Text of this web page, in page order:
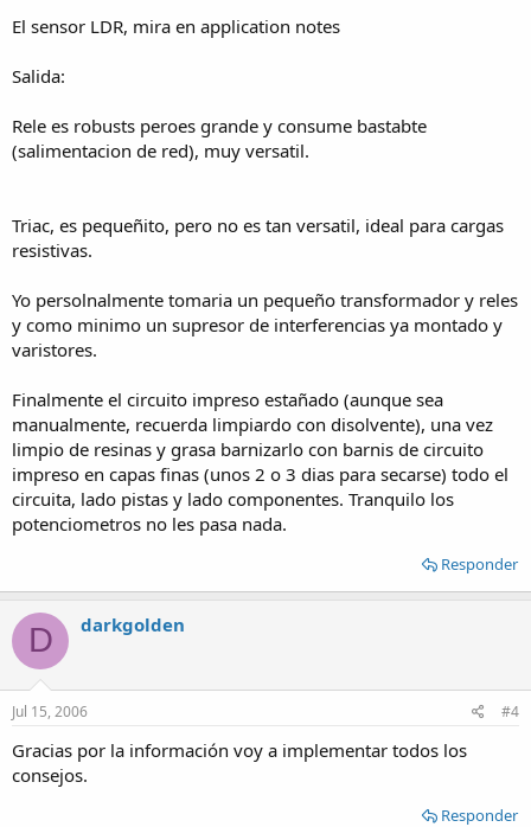
El sensor LDR, mira en application notes
Salida:
Rele es robusts peroes grande y consume bastabte
(salimentacion de red), muy versatil.
Triac, es pequeñito, pero no es tan versatil, ideal para cargas
resistivas.
Yo persolnalmente tomaria un pequeño transformador y reles
y como minimo un supresor de interferencias ya montado y
varistores.
Finalmente el circuito impreso estañado (aunque sea
manualmente, recuerda limpiardo con disolvente), una vez
limpio de resinas y grasa barnizarlo con barnis de circuito
impreso en capas finas (unos 2 o 3 dias para secarse) todo el
circuita, lado pistas y lado componentes. Tranquilo los
potenciometros no les pasa nada.
Responder
D darkgolden
Jul 15, 2006 #4
Gracias por la información voy a implementar todos los
consejos.
Responder